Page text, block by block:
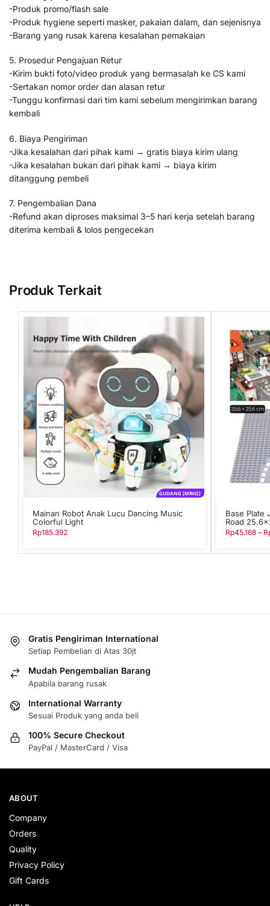
-Produk promo/flash sale
-Produk hygiene seperti masker, pakaian dalam, dan sejenisnya
-Barang yang rusak karena kesalahan pemakaian
5. Prosedur Pengajuan Retur
-Kirim bukti foto/video produk yang bermasalah ke CS kami
-Sertakan nomor order dan alasan retur
-Tunggu konfirmasi dari tim kami sebelum mengirimkan barang
kembali
6. Biaya Pengiriman
-Jika kesalahan dari pihak kami → gratis biaya kirim ulang
-Jika kesalahan bukan dari pihak kami → biaya kirim
ditanggung pembeli
7. Pengembalian Dana
-Refund akan diproses maksimal 3–5 hari kerja setelah barang
diterima kembali & lolos pengecekan
Produk Terkait
GUDANG [MRH2]
Mainan Robot Anak Lucu Dancing Music
Colorful Light
Rp185.392
Base Plate
Road
Rp45.168 –
Gratis Pengiriman International
Setiap Pembelian di Atas 30jt
Mudah Pengembalian Barang
Apabila barang rusak
International Warranty
Sesuai Produk yang anda beli
100% Secure Checkout
PayPal / MasterCard / Visa
ABOUT
Company
Orders
Quality
Privacy Policy
Gift Cards